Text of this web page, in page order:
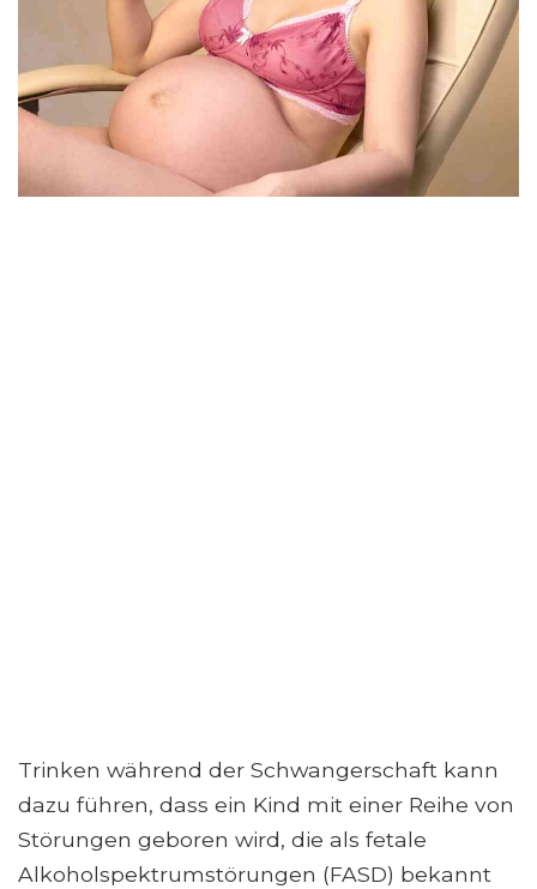
Trinken während der Schwangerschaft kann
dazu führen, dass ein Kind mit einer Reihe von
Störungen geboren wird, die als fetale
Alkoholspektrumstörungen (FASD) bekannt